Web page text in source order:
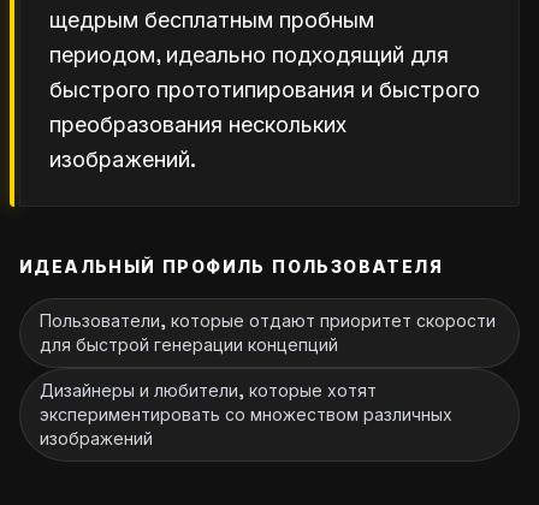
щедрым бесплатным пробным
периодом, идеально подходящий для
быстрого прототипирования и быстрого
преобразования нескольких
изображений.
ИДЕАЛЬНЫЙ ПРОФИЛЬ ПОЛЬЗОВАТЕЛЯ
Пользователи, которые отдают приоритет скорости
для быстрой генерации концепций
Дизайнеры и любители, которые хотят
экспериментировать со множеством различных
изображений